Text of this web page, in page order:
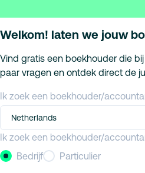
Welkom! laten we jouw
Vind gratis een boekhouder die
paar vragen en ontdek direct de
Ik zoek een boekhouder/
Netherlands
Ik zoek een boekhouder/
Bedrijf
Particulier